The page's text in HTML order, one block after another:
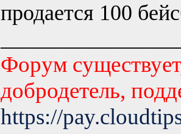
продается 100
Форум
добродетель,
https://